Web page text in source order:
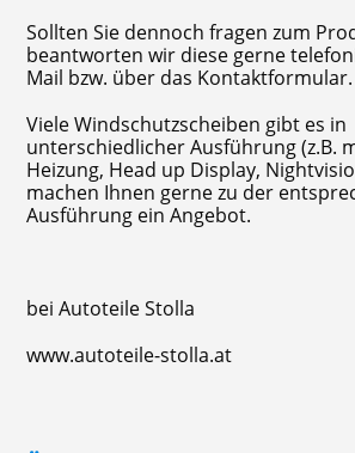
Sollten Sie dennoch fragen zum
beantworten wir diese gerne
Mail bzw. über das Kontaktformular.
Viele Windschutzscheiben gibt es in
unterschiedlicher Ausführung (z.B.
Heizung, Head up Display,
machen Ihnen gerne zu der
Ausführung ein Angebot.
bei Autoteile Stolla
www.autoteile-stolla.at